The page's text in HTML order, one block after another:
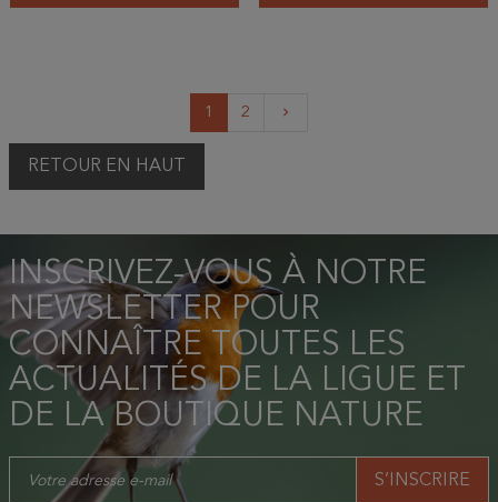
1 2 keyboard_arrow_right
RETOUR EN HAUT
INSCRIVEZ-VOUS À NOTRE
NEWSLETTER POUR
CONNAÎTRE TOUTES LES
ACTUALITÉS DE LA LIGUE ET
DE LA BOUTIQUE NATURE